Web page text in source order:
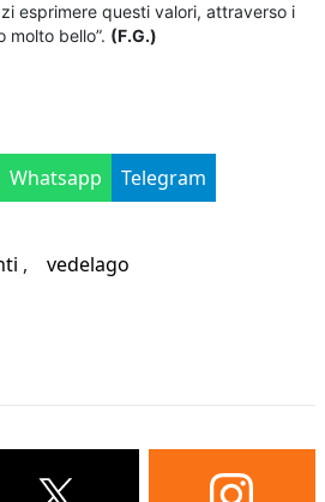
esprimere questi valori, attraverso i
molto bello”. (F.G.)
Whatsapp Telegram
vedelago